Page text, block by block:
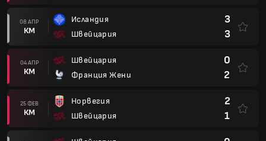
08 АПР
КМ
Исландия
Швейцария
3
3
04 АПР
КМ
Швейцария
Франция Жени
0
2
25 ФЕВ
КМ
Норвегия
Швейцария
2
1